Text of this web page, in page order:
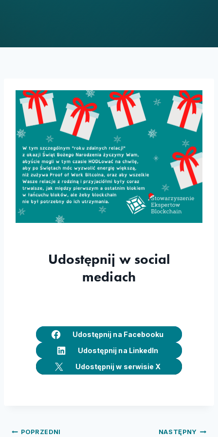
Udostępnij w social
mediach
Udostępnij na Facebooku
Udostępnij na LinkedIn
Udostępnij w serwisie X
POPRZEDNI NASTĘPNY